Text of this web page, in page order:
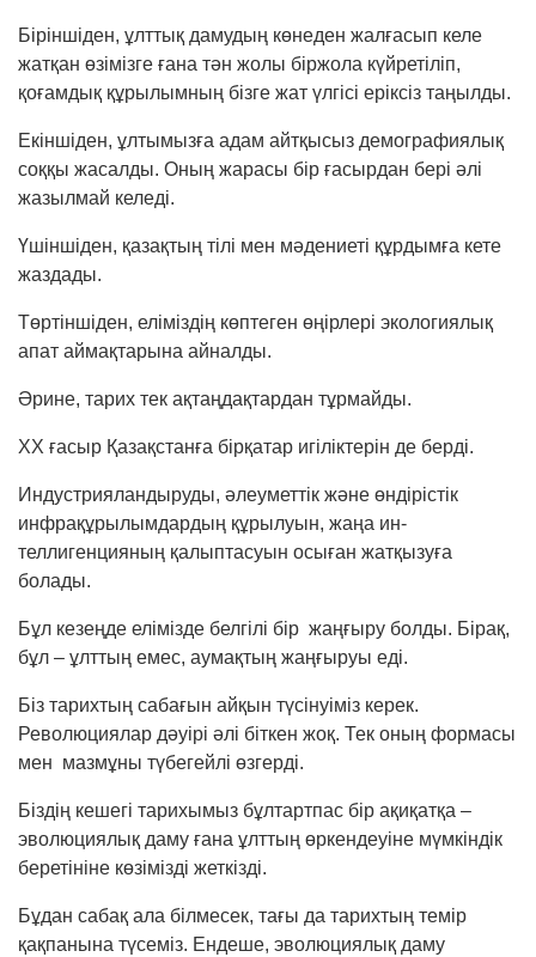
Біріншіден, ұлттық дамудың көнеден жалғасып келе
жатқан өзімізге ғана тән жолы біржола күйретіліп,
қоғамдық құрылымның бізге жат үлгісі еріксіз таңылды.
Екіншіден, ұлтымызға адам айтқысыз демо­графиялық
соққы жасалды. Оның жарасы бір ғасырдан бері әлі
жазылмай келеді.
Үшіншіден, қазақтың тілі мен мәдениеті құр­дымға кете
жаздады.
Төртіншіден, еліміздің көптеген өңірлері эко­ло­гиялық
апат аймақтарына айналды.
Әрине, тарих тек ақтаңдақтардан тұрмайды.
ХХ ғасыр Қазақстанға бірқатар игіліктерін де берді.
Индустрияландыруды, әлеуметтік және өнді­рістік
инфрақұрылымдардың құрылуын, жаңа ин­
теллигенцияның қалыптасуын осыған жат­қызуға
болады.
Бұл кезеңде елімізде белгілі бір жаңғыру болды. Бірақ,
бұл – ұлттың емес, аумақтың жаң­ғы­руы еді.
Біз тарихтың сабағын айқын түсінуіміз керек.
Революциялар дәуірі әлі біткен жоқ. Тек оның формасы
мен мазмұны түбегейлі өзгерді.
Біздің кешегі тарихымыз бұлтартпас бір ақи­қатқа –
эволюциялық даму ғана ұлттың өр­кен­деуіне мүмкіндік
беретініне көзімізді жеткізді.
Бұдан сабақ ала білмесек, тағы да тарихтың темір
қақпанына түсеміз. Ендеше, эволюциялық даму